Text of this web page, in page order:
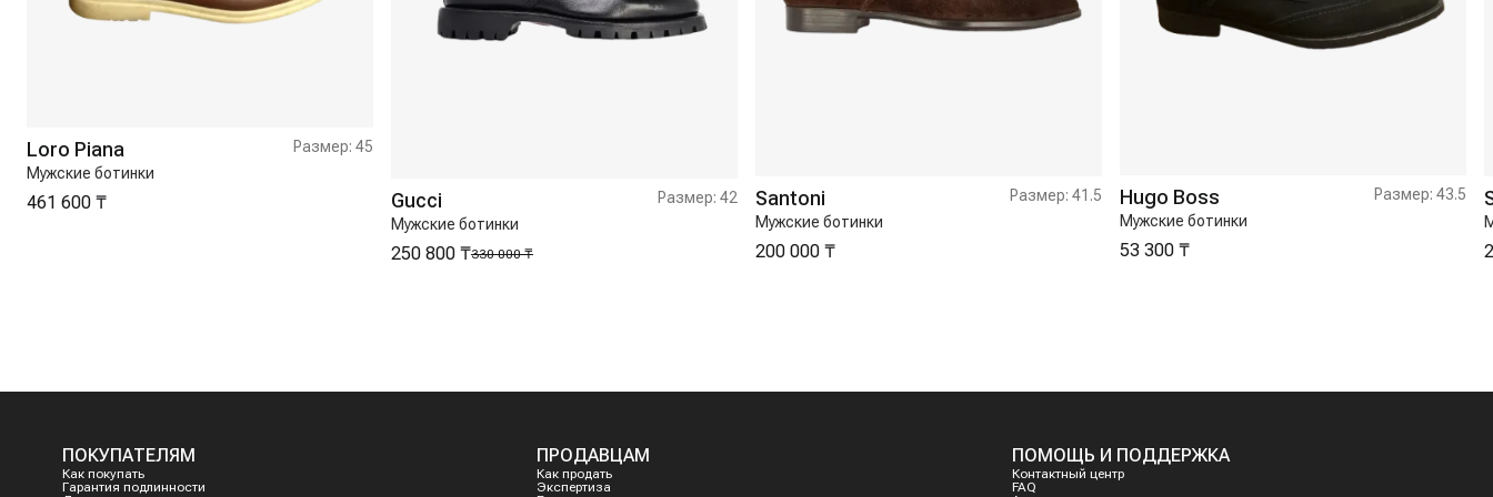
Loro Piana
Мужские ботинки
Размер: 45
461 600 ₸ Gucci
Мужские ботинки
Размер: 42
330 000 ₸
250 800 ₸
Santoni
Мужские ботинки
Размер: 41.5
200 000 ₸
Hugo Boss
Мужские ботинки
Размер: 43.5
53 300 ₸
ПОКУПАТЕЛЯМ
Как покупать
Гарантия подлинности
ПРОДАВЦАМ
Как продать
Экспертиза
ПОМОЩЬ И ПОДДЕРЖКА
Контактный центр
FAQ